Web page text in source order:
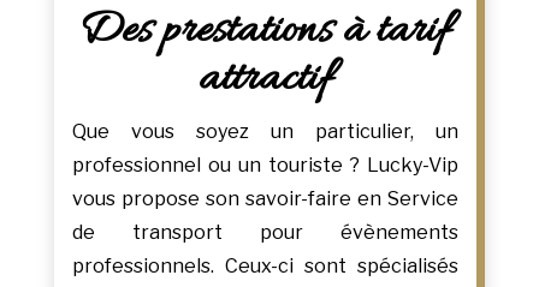
Des prestations à tarif
attractif
Que vous soyez un particulier, un
professionnel ou un touriste ? Lucky-Vip
vous propose son savoir-faire en Service
de transport pour évènements
professionnels. Ceux-ci sont spécialisés